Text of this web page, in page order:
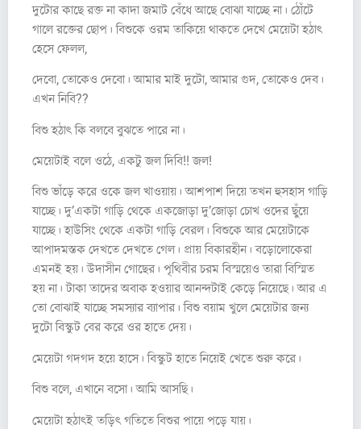
দুটোর কাছে রক্ত না কাদা জমাট বেঁধে আছে বোঝা যাচ্ছে না। ঠোঁটে
গালে রক্তের ছোপ। বিশুকে ওরম তাকিয়ে থাকতে দেখে মেয়েটা হঠাৎ
হেসে ফেলল,
দেবো, তোকেও দেবো। আমার মাই দুটো, আমার গুদ, তোকেও দেব।
এখন নিবি??
বিশু হঠাৎ কি বলবে বুঝতে পারে না।
মেয়েটাই বলে ওঠে, একটু জল দিবি!! জল!
বিশু ভাঁড়ে করে ওকে জল খাওয়ায়। আশপাশ দিয়ে তখন হুসহাস গাড়ি
যাচ্ছে। দু’একটা গাড়ি থেকে একজোড়া দু’জোড়া চোখ ওদের ছুঁয়ে
যাচ্ছে। হাউসিং থেকে একটা গাড়ি বেরল। বিশুকে আর মেয়েটাকে
আপাদমস্তক দেখতে দেখতে গেল। প্রায় বিকারহীন। বড়োলোকেরা
এমনই হয়। উদাসীন গোছের। পৃথিবীর চরম বিস্ময়েও তারা বিস্মিত
হয় না। টাকা তাদের অবাক হওয়ার আনন্দটাই কেড়ে নিয়েছে। আর এ
তো বোঝাই যাচ্ছে সমস্যার ব্যাপার। বিশু বয়াম খুলে মেয়েটার জন্য
দুটো বিস্কুট বের করে ওর হাতে দেয়।
মেয়েটা গদগদ হয়ে হাসে। বিস্কুট হাতে নিয়েই খেতে শুরু করে।
বিশু বলে, এখানে বসো। আমি আসছি।
মেয়েটা হঠাৎই তড়িৎ গতিতে বিশুর পায়ে পড়ে যায়।